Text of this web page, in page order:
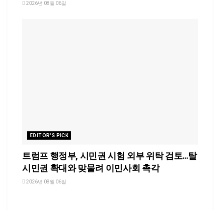
2026년 08월 06일
EDITOR'S PICK
트럼프 행정부, 시민권 시험 외부 위탁 검토…탈
시민권 확대와 맞물려 이민사회 촉각
2026년 08월 06일